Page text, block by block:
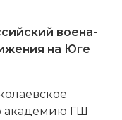
вое­на­
на Юге
ака­де­мию ГШ